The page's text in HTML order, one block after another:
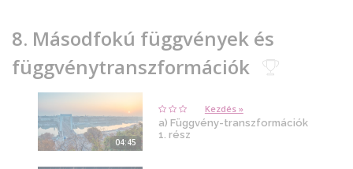
8. Másodfokú függvények és
függvénytranszformációk
04:45
Kezdés »
a) Függvény-transzformációk
1. rész